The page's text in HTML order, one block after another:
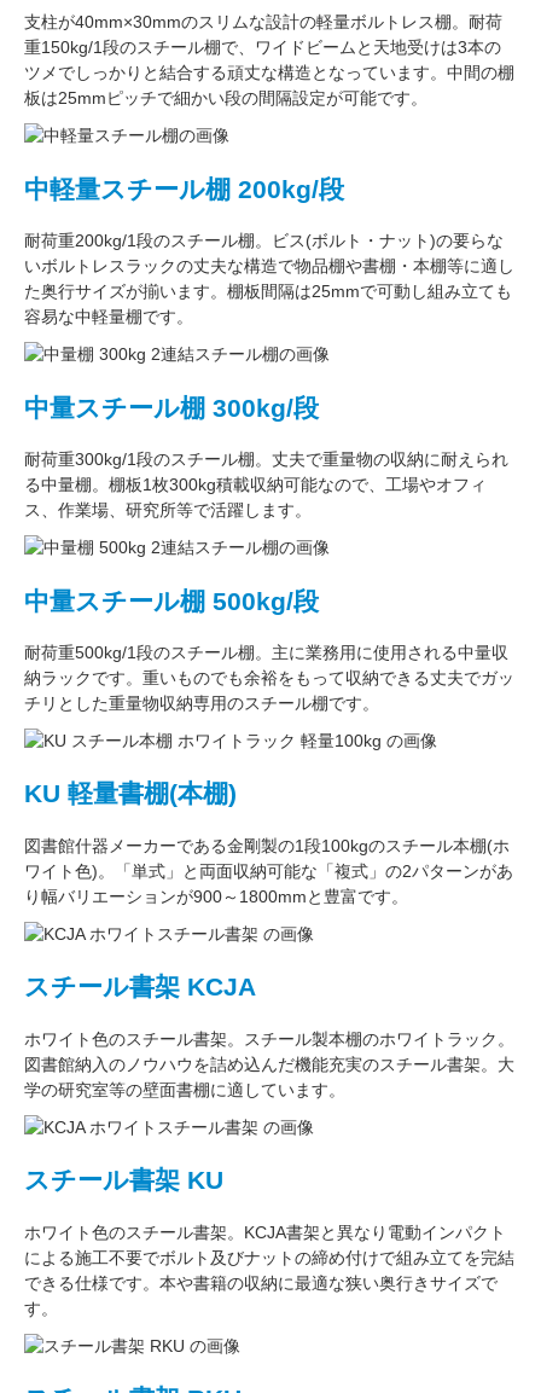
支柱が40mm×30mmのスリムな設計の軽量ボルトレス棚。 耐荷
重150kg/1段のスチール棚で、ワイドビームと天地受けは3本の
ツメでしっかりと結合する頑丈な構造となっています。中間の棚
板は25mmピッチで細かい段の間隔設定が可能です。
中軽量スチール棚 200kg/段
耐荷重200kg/1段のスチール棚。ビス(ボルト・ナット)の要らな
いボルトレスラックの丈夫な構造で物品棚や書棚・本棚等に適し
た奥行サイズが揃います。 棚板間隔は25mmで可動し組み立ても
容易な中軽量棚です。
中量スチール棚 300kg/段
耐荷重300kg/1段のスチール棚。丈夫で重量物の収納に耐えられ
る中量棚。 棚板1枚300kg積載収納可能なので、工場やオフィ
ス、作業場、研究所等で活躍します。
中量スチール棚 500kg/段
耐荷重500kg/1段のスチール棚。主に業務用に使用される中量収
納ラックです。重いものでも余裕をもって収納できる丈夫でガッ
チリとした重量物収納専用のスチール棚です。
KU 軽量書棚(本棚)
図書館什器メーカーである金剛製の1段100kgのスチール本棚(ホ
ワイト色)。
「単式」 と両面収納可能な 「複式」 の2パターンがあ
り幅バリエーションが900～1800mmと豊富です。
スチール書架 KCJA
ホワイト色のスチール書架。スチール製本棚のホワイトラック 。
図書館納入のノウハウを詰め込んだ機能充実のスチール書架。 大
学の研究室等の壁面書棚に適しています。
スチール書架 KU
ホワイト色のスチール書架。KCJA書架と異なり電動インパクト
による施工不要でボルト及びナットの締め付けで組み立てを完結
できる仕様です。本や書籍の収納に最適な狭い奥行きサイズで
す。